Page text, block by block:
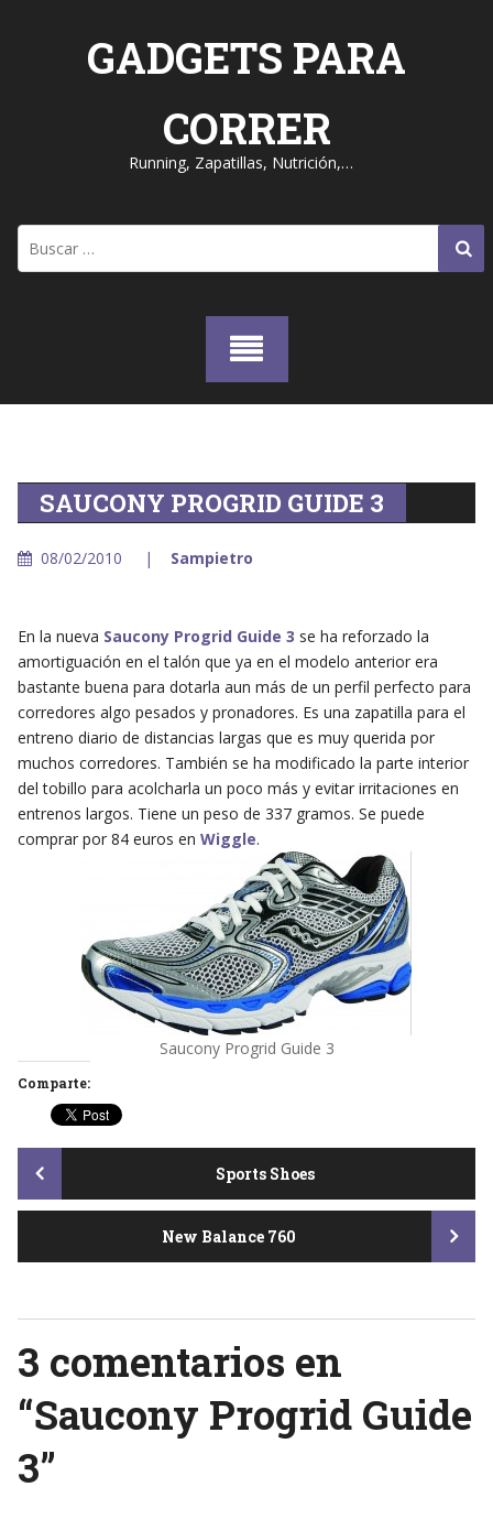
GADGETS PARA
CORRER
Running, Zapatillas, Nutrición,…
SAUCONY PROGRID GUIDE 3
08/02/2010 Sampietro
En la nueva Saucony Progrid Guide 3 se ha reforzado la
amortiguación en el talón que ya en el modelo anterior era
bastante buena para dotarla aun más de un perfil perfecto para
corredores algo pesados y pronadores. Es una zapatilla para el
entreno diario de distancias largas que es muy querida por
muchos corredores. También se ha modificado la parte interior
del tobillo para acolcharla un poco más y evitar irritaciones en
entrenos largos. Tiene un peso de 337 gramos. Se puede
comprar por 84 euros en Wiggle.
Saucony Progrid Guide 3
Comparte:
Post
navigation
Sports Shoes
New Balance 760
3 comentarios en
“Saucony Progrid Guide
3”